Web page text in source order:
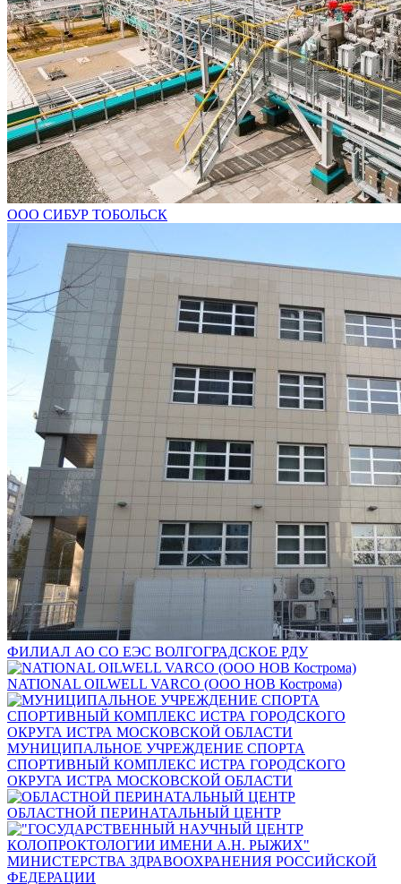
ООО СИБУР ТОБОЛЬСК
ФИЛИАЛ АО СО ЕЭС ВОЛГОГРАДСКОЕ РДУ
NATIONAL OILWELL VARCO (ООО НОВ Кострома)
МУНИЦИПАЛЬНОЕ УЧРЕЖДЕНИЕ СПОРТА
СПОРТИВНЫЙ КОМПЛЕКС ИСТРА ГОРОДСКОГО
ОКРУГА ИСТРА МОСКОВСКОЙ ОБЛАСТИ
ОБЛАСТНОЙ ПЕРИНАТАЛЬНЫЙ ЦЕНТР